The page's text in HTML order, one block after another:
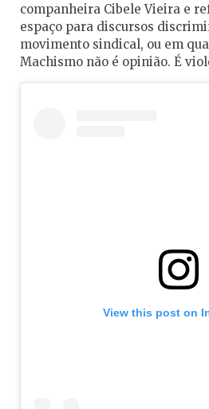
companheira Cibele Vieira e
espaço para discursos
movimento sindical, ou em
Machismo não é opinião. É
View this post on